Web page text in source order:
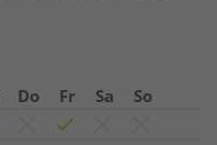
Do Fr Sa
So